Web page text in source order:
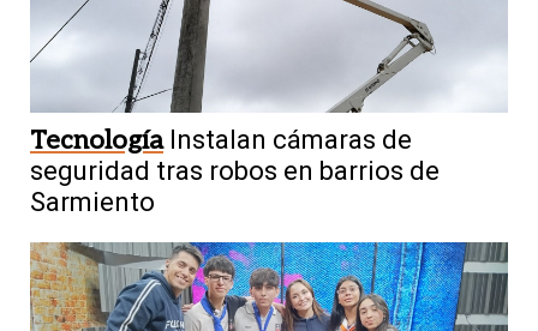
Tecnología Instalan cámaras de
seguridad tras robos en barrios de
Sarmiento